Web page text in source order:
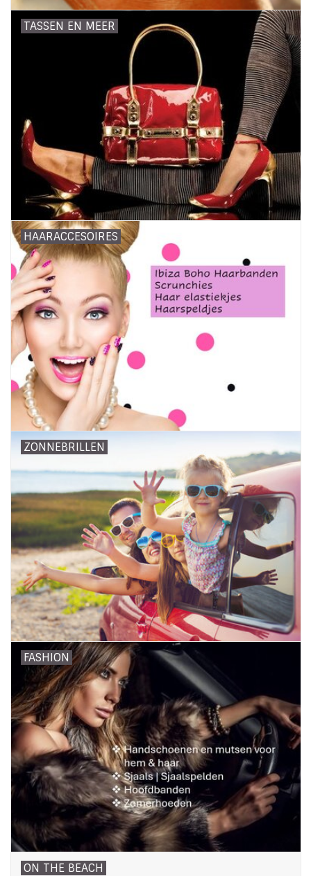
TASSEN EN MEER
HAARACCESOIRES
ZONNEBRILLEN
FASHION
ON THE BEACH